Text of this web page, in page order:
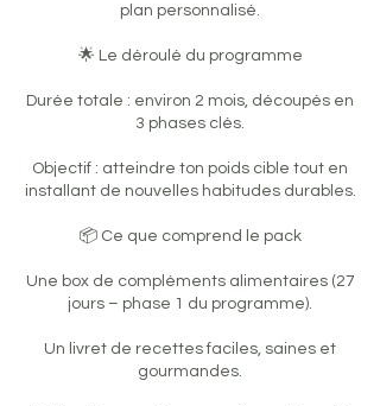
plan personnalisé.
🌟 Le déroulé du programme
Durée totale : environ 2 mois, découpés en
3 phases clés.
Objectif : atteindre ton poids cible tout en
installant de nouvelles habitudes durables.
📦 Ce que comprend le pack
Une box de compléments alimentaires (27
jours – phase 1 du programme).
Un livret de recettes faciles, saines et
gourmandes.